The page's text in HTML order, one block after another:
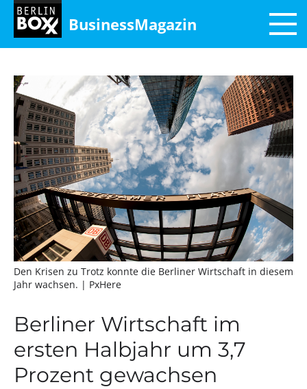
BusinessMagazin
Den Krisen zu Trotz konnte die Berliner Wirtschaft in diesem
Jahr wachsen. | PxHere
Berliner Wirtschaft im
ersten Halbjahr um 3,7
Prozent gewachsen